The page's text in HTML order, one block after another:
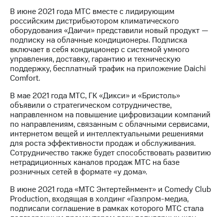
В июне 2021 года МТС вместе с лидирующим
российским дистрибьютором климатического
оборудования «Даичи» представили новый продукт —
подписку на облачные кондиционеры. Подписка
включает в себя кондиционер с системой умного
управления, доставку, гарантию и техническую
поддержку, бесплатный трафик на приложение Daichi
Comfort.
В мае 2021 года МТС, ГК «Дикси» и «Бристоль»
объявили о стратегическом сотрудничестве,
направленном на повышение цифровизации компаний
по направлениям, связанным с облачными сервисами,
интернетом вещей и интеллектуальными решениями
для роста эффективности продаж и обслуживания.
Сотрудничество также будет способствовать развитию
нетрадиционных каналов продаж МТС на базе
розничных сетей в формате «у дома».
В июне 2021 года «МТС Энтертейнмент» и Comedy Club
Production, входящая в холдинг «Газпром-медиа,
подписали соглашение в рамках которого МТС стала